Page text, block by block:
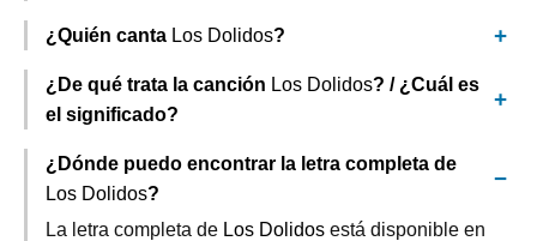
¿Quién canta Los Dolidos?
¿De qué trata la canción Los Dolidos? / ¿Cuál es
el significado?
¿Dónde puedo encontrar la letra completa de
Los Dolidos?
La letra completa de Los Dolidos está disponible en